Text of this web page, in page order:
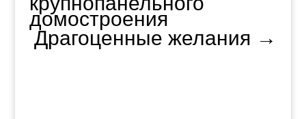
домостроения
Драгоценные желания →